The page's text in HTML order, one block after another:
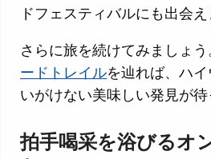
ドフェスティバルにも出会え
さらに旅を続けてみましょう
ードトレイルを辿れば、ハ
いがけない美味しい発見が待
拍手喝采を浴びるオ